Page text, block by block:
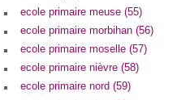
ecole primaire meuse (55)
ecole primaire morbihan (56)
ecole primaire moselle (57)
ecole primaire nièvre (58)
ecole primaire nord (59)